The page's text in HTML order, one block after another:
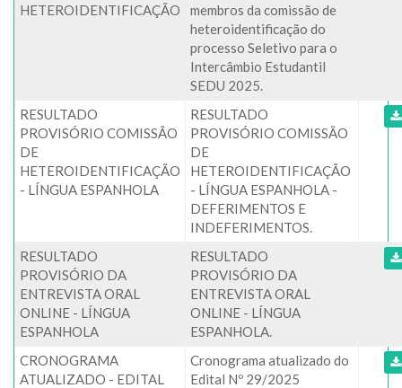
HETEROIDENTIFICAÇÃO
membros da comissão de
heteroidentificação do
processo Seletivo para o
Intercâmbio Estudantil
SEDU 2025.
RESULTADO
PROVISÓRIO COMISSÃO
DE
HETEROIDENTIFICAÇÃO
- LÍNGUA ESPANHOLA
RESULTADO
PROVISÓRIO COMISSÃO
DE
HETEROIDENTIFICAÇÃO
- LÍNGUA ESPANHOLA -
DEFERIMENTOS E
INDEFERIMENTOS.
RESULTADO
PROVISÓRIO DA
ENTREVISTA ORAL
ONLINE - LÍNGUA
ESPANHOLA
RESULTADO
PROVISÓRIO DA
ENTREVISTA ORAL
ONLINE - LÍNGUA
ESPANHOLA.
CRONOGRAMA
ATUALIZADO - EDITAL
Cronograma atualizado do
Edital Nº 29/2025